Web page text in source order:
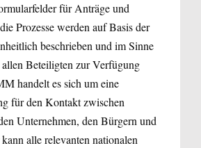
für Anträge und
Prozesse werden auf Basis der
beschrieben und im Sinne
allen Beteiligten zur Verfügung
handelt es sich um eine
für den Kontakt zwischen
Unternehmen, den Bürgern und
alle relevanten nationalen